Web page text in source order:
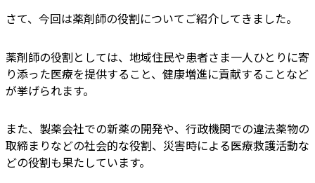
さて、今回は薬剤師の役割についてご紹介してきました。
薬剤師の役割としては、地域住民や患者さま一人ひとりに寄
り添った医療を提供すること、健康増進に貢献することなど
が挙げられます。
また、製薬会社での新薬の開発や、行政機関での違法薬物の
取締まりなどの社会的な役割、災害時による医療救護活動な
どの役割も果たしています。